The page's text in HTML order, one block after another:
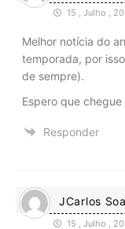
15 , Julho ,
Melhor notícia do
temporada, por
de sempre).
Espero que
Responder
JCarlos
15 , Julho ,